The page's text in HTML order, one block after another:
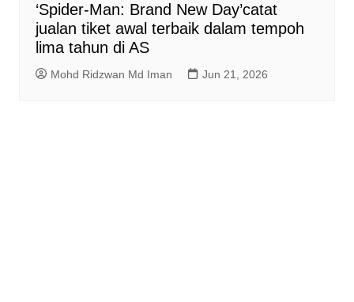
‘Spider-Man: Brand New Day’catat
jualan tiket awal terbaik dalam tempoh
lima tahun di AS
Mohd Ridzwan Md Iman Jun 21, 2026